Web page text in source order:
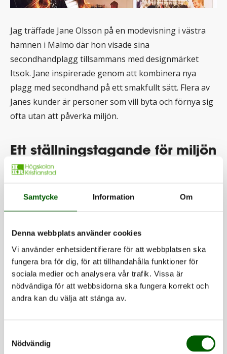
Samtycke Information Om
Denna webbplats använder cookies
Vi använder enhetsidentifierare för att webbplatsen ska
fungera bra för dig, för att tillhandahålla funktioner för
sociala medier och analysera vår trafik. Vissa är
nödvändiga för att webbsidorna ska fungera korrekt och
andra kan du välja att stänga av.
Nödvändig
Jag träffade Jane Olsson på en modevisning i västra
hamnen i Malmö där hon visade sina
secondhandplagg tillsammans med designmärket
Itsok. Jane inspirerade genom att kombinera nya
plagg med secondhand på ett smakfullt sätt. Flera av
Janes kunder är personer som vill byta och förnya sig
ofta utan att påverka miljön.
Ett ställningstagande för miljön
Affärsidén ligger i linje med hur det trendar med
är just nu coolare att köpa secondhand än att köpa
nytt enligt Emma Enebog, hållbarhetschef Myrorna
Kombinera mera istället för att
köpa nytt
Enligt Frida Zetterström kan personer lära sig att
överkonsumtion och tar ställning till om de kan göra
andra mer hållbara val, även när det gäller mode. Idag